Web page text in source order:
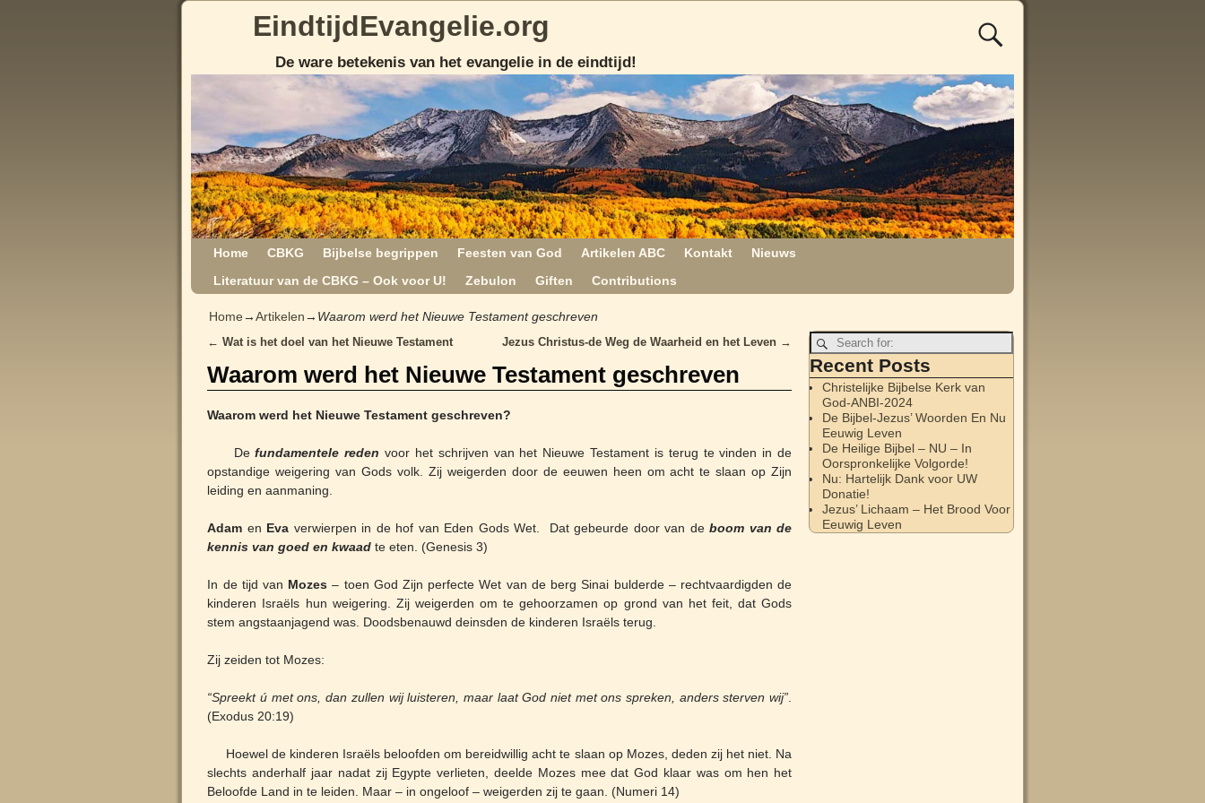
EindtijdEvangelie.org
De ware betekenis van het evangelie in de eindtijd!
Home CBKG Bijbelse begrippen Feesten van God Artikelen ABC Kontakt
Nieuws
Literatuur van de CBKG – Ook voor U!
Zebulon Giften Contributions
Home→Artikelen→ Waarom werd het Nieuwe Testament geschreven
← Wat is het doel van het Nieuwe Testament Jezus Christus-de Weg de Waarheid en het Leven →
Waarom werd het Nieuwe Testament geschreven
Waarom werd het Nieuwe Testament geschreven?
Defundamentele reden voor het schrijven van het Nieuwe Testament is terug te vinden in de
opstandige weigering van Gods volk. Zij weigerden door de eeuwen heen om acht te slaan op Zijn
leiding en aanmaning.
Adam en Eva verwierpen in de hof van Eden Gods Wet. Dat gebeurde door van deboom van de
kennis van goed en kwaad te eten. (Genesis 3)
In de tijd van Mozes – toen God Zijn perfecte Wet van de berg Sinai bulderde – rechtvaardigden de
kinderen Israëls hun weigering. Zij weigerden om te gehoorzamen op grond van het feit, dat Gods
stem angstaanjagend was. Doodsbenauwd deinsden de kinderen Israëls terug.
Zij zeiden tot Mozes:
“Spreekt ú met ons, dan zullen wij luisteren, maar laat God niet met ons spreken, anders sterven wij”.
(Exodus 20:19)
Hoewel de kinderen Israëls beloofden om bereidwillig acht te slaan op Mozes, deden zij het niet. Na
slechts anderhalf jaar nadat zij Egypte verlieten, deelde Mozes mee dat God klaar was om hen het
Beloofde Land in te leiden. Maar – in ongeloof – weigerden zij te gaan. (Numeri 14)
Recent Posts
Christelijke Bijbelse Kerk van
God-ANBI-2024
De Bijbel-Jezus’ Woorden En Nu
Eeuwig Leven
De Heilige Bijbel – NU – In
Oorspronkelijke Volgorde!
Nu: Hartelijk Dank voor UW
Donatie!
Jezus’ Lichaam – Het Brood Voor
Eeuwig Leven